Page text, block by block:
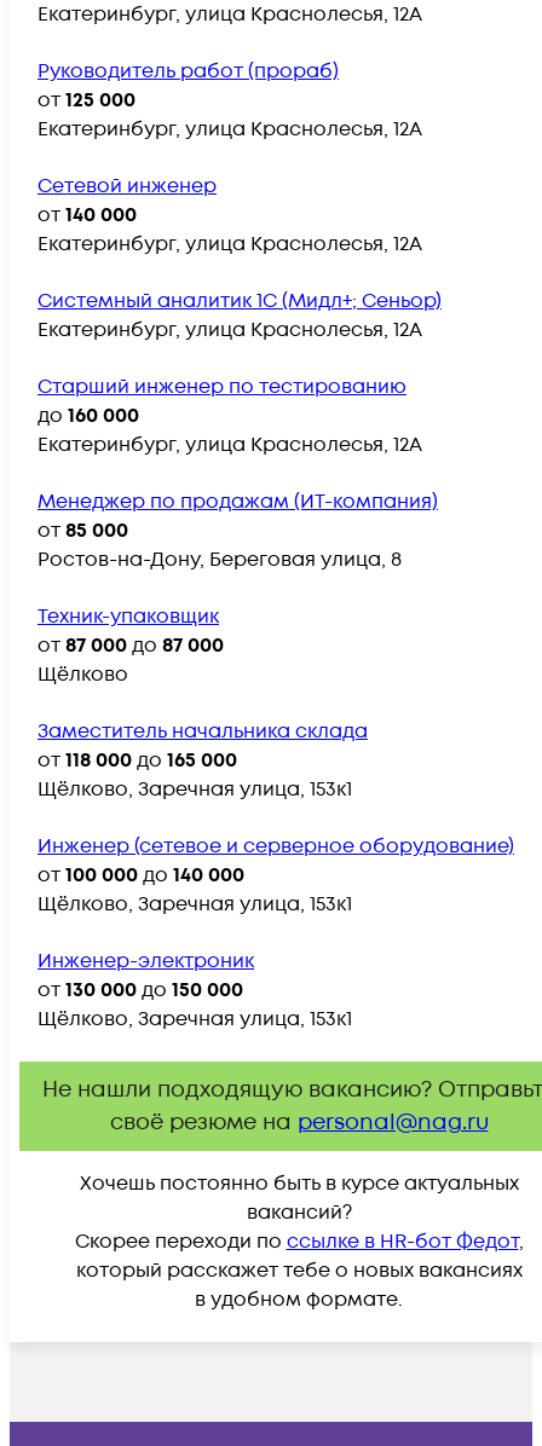
Екатеринбург, улица Краснолесья, 12А
Руководитель работ (прораб)
от125 000
Екатеринбург, улица Краснолесья, 12А
Сетевой инженер
от140 000
Екатеринбург, улица Краснолесья, 12А
Системный аналитик 1С (Мидл+; Сеньор)
Екатеринбург, улица Краснолесья, 12А
Старший инженер по тестированию
до 160 000
Екатеринбург, улица Краснолесья, 12А
Менеджер по продажам (ИТ-компания)
от85 000
Ростов-на-Дону, Береговая улица, 8
Техник-упаковщик
от87 000до 87 000
Щёлково
Заместитель начальника склада
от118 000до 165 000
Щёлково, Заречная улица, 153к1
Инженер (сетевое и серверное оборудование)
от100 000до 140 000
Щёлково, Заречная улица, 153к1
Инженер-электроник
от130 000до 150 000
Щёлково, Заречная улица, 153к1
Не нашли подходящую вакансию?
своё резюме на personal@nag.ru
Хочешь постоянно быть в курсе актуальных
вакансий?
Скорее переходи по ссылке в HR-бот Федот,
который расскажет тебе о новых вакансиях
в удобном формате.